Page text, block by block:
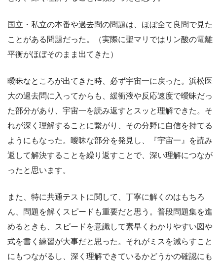
国立・私立の本番や過去問の問題は、ほぼ全て良問で見た
ことがある問題だった。（実際に聖マリではリン酸の電離
平衡がほぼそのまま出てきた）
曖昧なところが出てきた時、必ず宇宙一に戻った。浜松医
大の過去問に入ってからも、緩衝液や反応速度で曖昧だっ
た部分があり、宇宙一を読み返すとスッと理解できた。そ
れが深く理解することに繋がり、その分野に自信を持てる
ようにもなった。曖昧な部分を発見し、『宇宙一』を読み
返して解決することを繰り返すことで、深い理解につなが
ったと思います。
また、特に共通テストに関して、丁寧に解くのはもちろ
ん、問題を解くスピードも重要だと思う。普段問題集を進
めるときも、スピードを意識して素早くわかりやすい図や
式を書く練習が大事だと思った。それがミスを減らすこと
にもつながるし、深く理解できているかどうかの確認にも